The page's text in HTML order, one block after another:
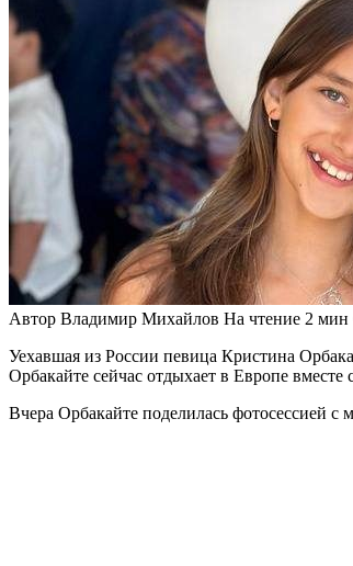
Автор Владимир Михайлов На чтение 2 мин
Уехавшая из России певица Кристина
Орбакайте сейчас отдыхает в Европе
Вчера Орбакайте поделилась фотосессией